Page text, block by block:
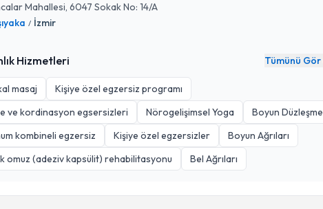
Mahallesi, 6047 Sokak No: 14/A
/ İzmir
Hizmetleri Tümünü Gör
masaj
Kişiye özel egzersiz programı
ve kordinasyon egsersizleri
Nörogelişimsel Yoga
Boyun
kombineli egzersiz
Kişiye özel egzersizler
Boyun Ağrıları
omuz (adeziv kapsülit) rehabilitasyonu
Bel Ağrıları